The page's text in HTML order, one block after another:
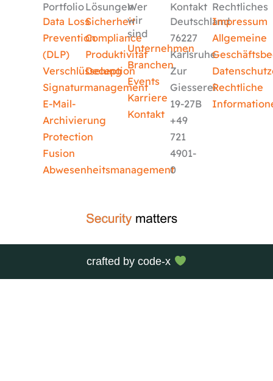
Portfolio
Data Loss
Prevention
(DLP)
Verschlüsselung
Signaturmanagement
E-Mail-
Archivierung
Protection
Fusion
Abwesenheitsmanagement
Lösungen
Sicherheit
Compliance
Produktivität
Deception
Wer
wir
sind
Unternehmen
Branchen
Events
Karriere
Kontakt
Kontakt
Deutschland
76227
Karlsruhe
Zur
Giesserei
19-27B
+49
721
4901-
0
Rechtliches
Impressum
Allgemeine
Rechtliche
crafted bycode-x